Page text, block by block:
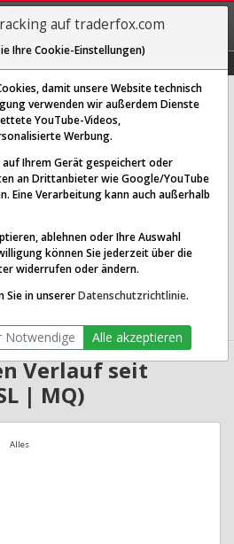
REGIS-
TRIEREN
Inc.
| ISIN US57142B1044]
$ -2,99 %
30.06.2026 20:05 Uhr
- Infrastructure
Verlauf seit
| MQ)
Alles
auf traderfox.com
Ihre Cookie-Einstellungen)
damit unsere Website technisch
verwenden wir außerdem Dienste
YouTube-Videos,
Werbung.
Ihrem Gerät gespeichert oder
an Drittanbieter wie Google/YouTube
Eine Verarbeitung kann auch außerhalb
ablehnen oder Ihre Auswahl
können Sie jederzeit über die
widerrufen oder ändern.
Sie in unsererDatenschutzrichtlinie.
Notwendige Alle akzeptieren